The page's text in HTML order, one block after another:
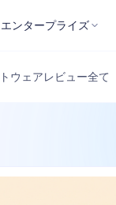
エンタープライズ
ウェアレビュー全て